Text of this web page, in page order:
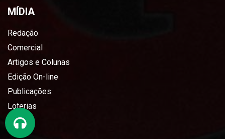
MÍDIA
Redação
Comercial
Artigos e Colunas
Edição On-line
Publicações
Loterias